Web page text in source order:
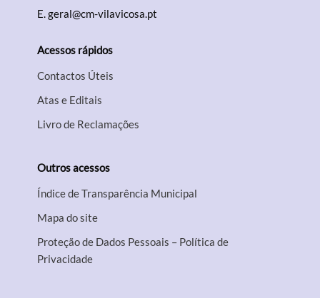
E.geral@cm-vilavicosa.pt
Acessos rápidos
Contactos Úteis
Atas e Editais
Livro de Reclamações
Outros acessos
Índice de Transparência Municipal
Mapa do site
Proteção de Dados Pessoais – Política de
Privacidade